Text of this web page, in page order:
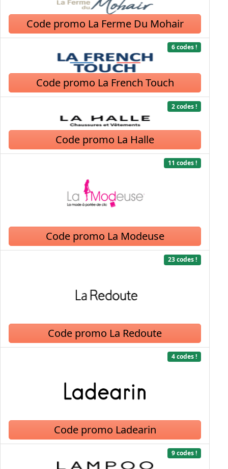
Code promo La Ferme Du Mohair
6 codes !
Code promo La French Touch
2 codes !
Code promo La Halle
11 codes !
Code promo La Modeuse
23 codes !
Code promo La Redoute
4 codes !
Code promo Ladearin
9 codes !